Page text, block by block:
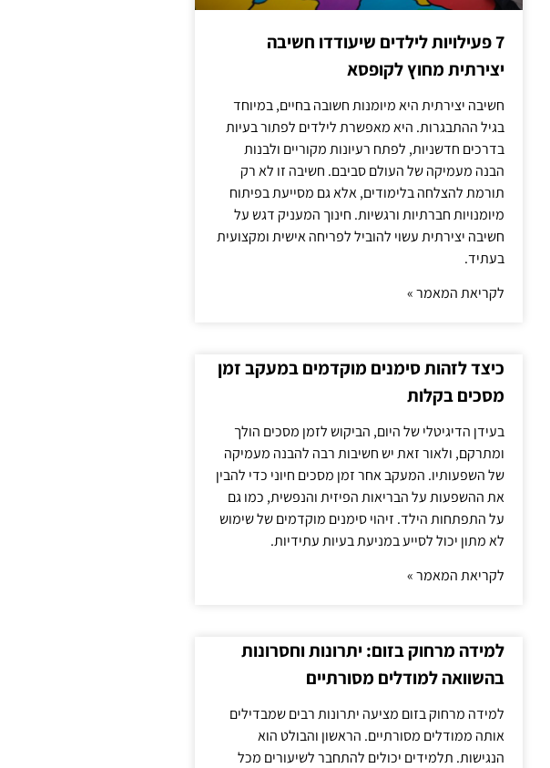
7 פעילויות לילדים שיעודדו חשיבה
יצירתית מחוץ לקופסא
חשיבה יצירתית היא מיומנות חשובה בחיים, במיוחד
בגיל ההתבגרות. היא מאפשרת לילדים לפתור בעיות
בדרכים חדשניות, לפתח רעיונות מקוריים ולבנות
הבנה מעמיקה של העולם סביבם. חשיבה זו לא רק
תורמת להצלחה בלימודים, אלא גם מסייעת בפיתוח
מיומנויות חברתיות ורגשיות. חינוך המעניק דגש על
חשיבה יצירתית עשוי להוביל לפריחה אישית ומקצועית
בעתיד.
לקריאת המאמר »
כיצד לזהות סימנים מוקדמים במעקב זמן
מסכים בקלות
בעידן הדיגיטלי של היום, הביקוש לזמן מסכים הולך
ומתרקם, ולאור זאת יש חשיבות רבה להבנה מעמיקה
של השפעותיו. המעקב אחר זמן מסכים חיוני כדי להבין
את ההשפעות על הבריאות הפיזית והנפשית, כמו גם
על התפתחות הילד. זיהוי סימנים מוקדמים של שימוש
לא מתון יכול לסייע במניעת בעיות עתידיות.
לקריאת המאמר »
למידה מרחוק בזום: יתרונות וחסרונות
בהשוואה למודלים מסורתיים
למידה מרחוק בזום מציעה יתרונות רבים שמבדילים
אותה ממודלים מסורתיים. הראשון והבולט הוא
הנגישות. תלמידים יכולים להתחבר לשיעורים מכל